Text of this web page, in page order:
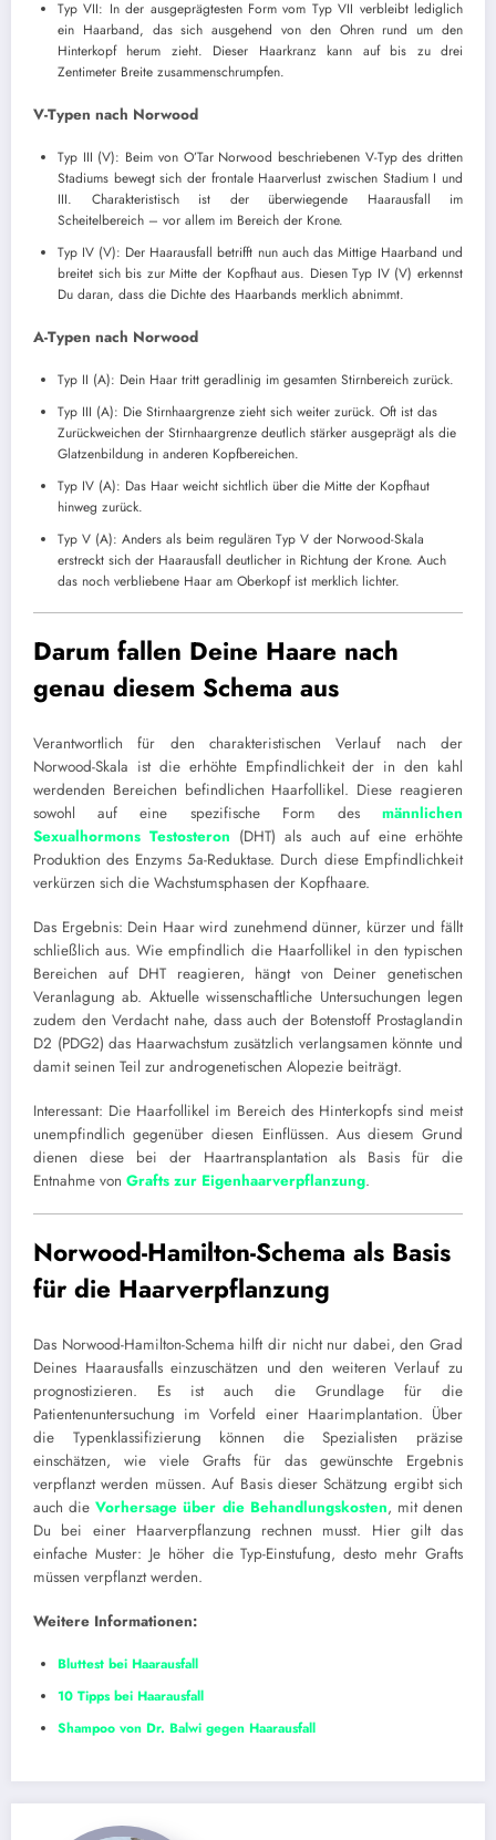
Typ VII: In der ausgeprägtesten Form vom Typ VII verbleibt lediglich
ein Haarband, das sich ausgehend von den Ohren rund um den
Hinterkopf herum zieht. Dieser Haarkranz kann auf bis zu drei
Zentimeter Breite zusammenschrumpfen.
V-Typen nach Norwood
Typ III (V): Beim von O’Tar Norwood beschriebenen V-Typ des dritten
Stadiums bewegt sich der frontale Haarverlust zwischen Stadium I und
III. Charakteristisch ist der überwiegende Haarausfall im
Scheitelbereich – vor allem im Bereich der Krone.
Typ IV (V): Der Haarausfall betrifft nun auch das Mittige Haarband und
breitet sich bis zur Mitte der Kopfhaut aus. Diesen Typ IV (V) erkennst
Du daran, dass die Dichte des Haarbands merklich abnimmt.
A-Typen nach Norwood
Typ II (A): Dein Haar tritt geradlinig im gesamten Stirnbereich zurück.
Typ III (A): Die Stirnhaargrenze zieht sich weiter zurück. Oft ist das
Zurückweichen der Stirnhaargrenze deutlich stärker ausgeprägt als die
Glatzenbildung in anderen Kopfbereichen.
Typ IV (A): Das Haar weicht sichtlich über die Mitte der Kopfhaut
hinweg zurück.
Typ V (A): Anders als beim regulären Typ V der Norwood-Skala
erstreckt sich der Haarausfall deutlicher in Richtung der Krone. Auch
das noch verbliebene Haar am Oberkopf ist merklich lichter.
Darum fallen Deine Haare nach
genau diesem Schema aus
Verantwortlich für den charakteristischen Verlauf nach der
Norwood-Skala ist die erhöhte Empfindlichkeit der in den kahl
werdenden Bereichen befindlichen Haarfollikel. Diese reagieren
sowohl auf eine spezifische Form des männlichen
Sexualhormons Testosteron (DHT) als auch auf eine erhöhte
Produktion des Enzyms 5a-Reduktase. Durch diese Empfindlichkeit
verkürzen sich die Wachstumsphasen der Kopfhaare.
Das Ergebnis: Dein Haar wird zunehmend dünner, kürzer und fällt
schließlich aus. Wie empfindlich die Haarfollikel in den typischen
Bereichen auf DHT reagieren, hängt von Deiner genetischen
Veranlagung ab. Aktuelle wissenschaftliche Untersuchungen legen
zudem den Verdacht nahe, dass auch der Botenstoff Prostaglandin
D2 (PDG2) das Haarwachstum zusätzlich verlangsamen könnte und
damit seinen Teil zur androgenetischen Alopezie beiträgt.
Interessant: Die Haarfollikel im Bereich des Hinterkopfs sind meist
unempfindlich gegenüber diesen Einflüssen. Aus diesem Grund
dienen diese bei der Haartransplantation als Basis für die
Entnahme von Grafts zur Eigenhaarverpflanzung.
Norwood-Hamilton-Schema als Basis
für die Haarverpflanzung
Das Norwood-Hamilton-Schema hilft dir nicht nur dabei, den Grad
Deines Haarausfalls einzuschätzen und den weiteren Verlauf zu
prognostizieren. Es ist auch die Grundlage für die
Patientenuntersuchung im Vorfeld einer Haarimplantation. Über
die Typenklassifizierung können die Spezialisten präzise
einschätzen, wie viele Grafts für das gewünschte Ergebnis
verpflanzt werden müssen. Auf Basis dieser Schätzung ergibt sich
auch dieVorhersage über die Behandlungskosten, mit denen
Du bei einer Haarverpflanzung rechnen musst. Hier gilt das
einfache Muster: Je höher die Typ-Einstufung, desto mehr Grafts
müssen verpflanzt werden.
Weitere Informationen:
Bluttest bei Haarausfall
10 Tipps bei Haarausfall
Shampoo von Dr. Balwi gegen Haarausfall